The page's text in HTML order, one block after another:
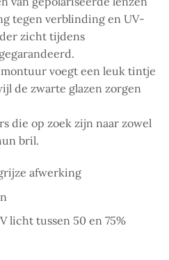
tegen verblinding en UV-
zicht tijdens
voegt een leuk tintje
de zwarte glazen zorgen
die op zoek zijn naar zowel
bril.
afwerking
licht tussen 50 en 75%